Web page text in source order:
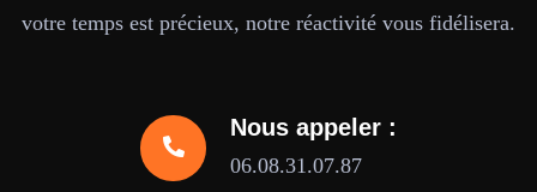
votre temps est précieux, notre réactivité vous fidélisera.
Nous appeler :
06.08.31.07.87